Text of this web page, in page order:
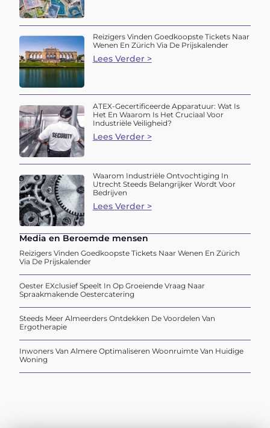
Reizigers Vinden Goedkoopste Tickets Naar
Wenen En Zürich Via De Prijskalender
Lees Verder >
ATEX-Gecertificeerde Apparatuur: Wat Is
Het En Waarom Is Het Cruciaal Voor
Industriële Veiligheid?
Lees Verder >
Waarom Industriële Ontvochtiging In
Utrecht Steeds Belangrijker Wordt Voor
Bedrijven
Lees Verder >
Media en Beroemde mensen
Reizigers Vinden Goedkoopste Tickets Naar Wenen En Zürich
Via De Prijskalender
Oester EXclusief Speelt In Op Groeiende Vraag Naar
Spraakmakende Oestercatering
Steeds Meer Almeerders Ontdekken De Voordelen Van
Ergotherapie
Inwoners Van Almere Optimaliseren Woonruimte Van Huidige
Woning